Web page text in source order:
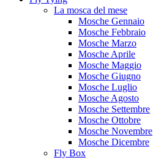
La mosca del mese
Mosche Gennaio
Mosche Febbraio
Mosche Marzo
Mosche Aprile
Mosche Maggio
Mosche Giugno
Mosche Luglio
Mosche Agosto
Mosche Settembre
Mosche Ottobre
Mosche Novembre
Mosche Dicembre
Fly Box